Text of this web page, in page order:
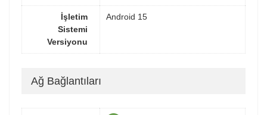
İşletim
Sistemi
Versiyonu
Android 15
Ağ Bağlantıları